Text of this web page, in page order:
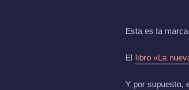
Esta es la
El libro «La
Y por supuesto,